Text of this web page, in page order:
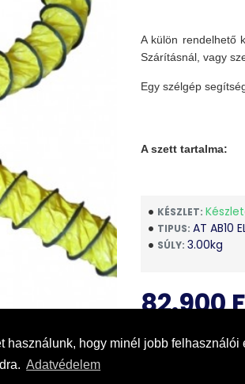
használunk, hogy minél jobb felhasználói
Adatvédelem
A külön rendelhető
Szárításnál, vagy
Egy szélgép
A szett tartalma:
3 ágú elosztó:
Gyors
KÉSZLET:
TIPUS: AT AB10
SÚLY: 3.00kg
82.900